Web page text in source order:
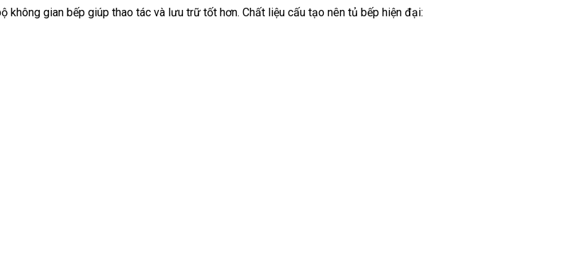
gian bếp giúp thao tác và lưu trữ tốt hơn. Chất liệu cấu tạo nên tủ bếp hiện đại: